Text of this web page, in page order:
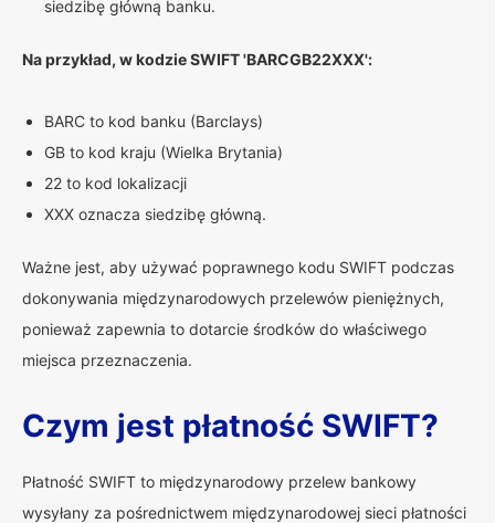
siedzibę główną banku.
Na przykład, w kodzie SWIFT 'BARCGB22XXX':
BARC to kod banku (Barclays)
GB to kod kraju (Wielka Brytania)
22 to kod lokalizacji
XXX oznacza siedzibę główną.
Ważne jest, aby używać poprawnego kodu SWIFT podczas
dokonywania międzynarodowych przelewów pieniężnych,
ponieważ zapewnia to dotarcie środków do właściwego
miejsca przeznaczenia.
Czym jest płatność SWIFT?
Płatność SWIFT to międzynarodowy przelew bankowy
wysyłany za pośrednictwem międzynarodowej sieci płatności